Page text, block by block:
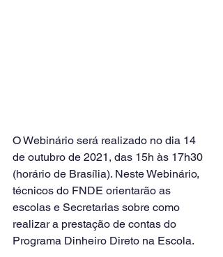
O Webinário será realizado no dia 14
de outubro de 2021, das 15h às 17h30
(horário de Brasília). Neste Webinário,
técnicos do FNDE orientarão as
escolas e Secretarias sobre como
realizar a prestação de contas do
Programa Dinheiro Direto na Escola.